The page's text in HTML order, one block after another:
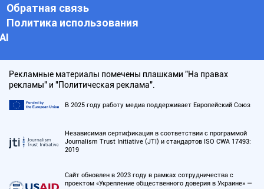
Обратная связь
Политика использования
АI
Рекламные материалы помечены плашками "На правах
рекламы" и "Политическая реклама".
В 2025 году работу медиа поддерживает Европейский Союз
Независимая сертификация в соответствии с программой
Journalism Trust Initiative (JTI) и стандартов ISO CWA 17493:
2019
Сайт обновлен в 2023 году в рамках сотрудничества с
проектом «Укрепление общественного доверия в Украине» —